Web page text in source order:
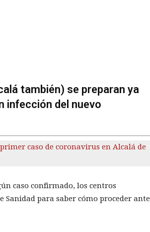
también) se preparan ya
infección del nuevo
caso de coronavirus en Alcalá de
caso confirmado, los centros
para saber cómo proceder ante